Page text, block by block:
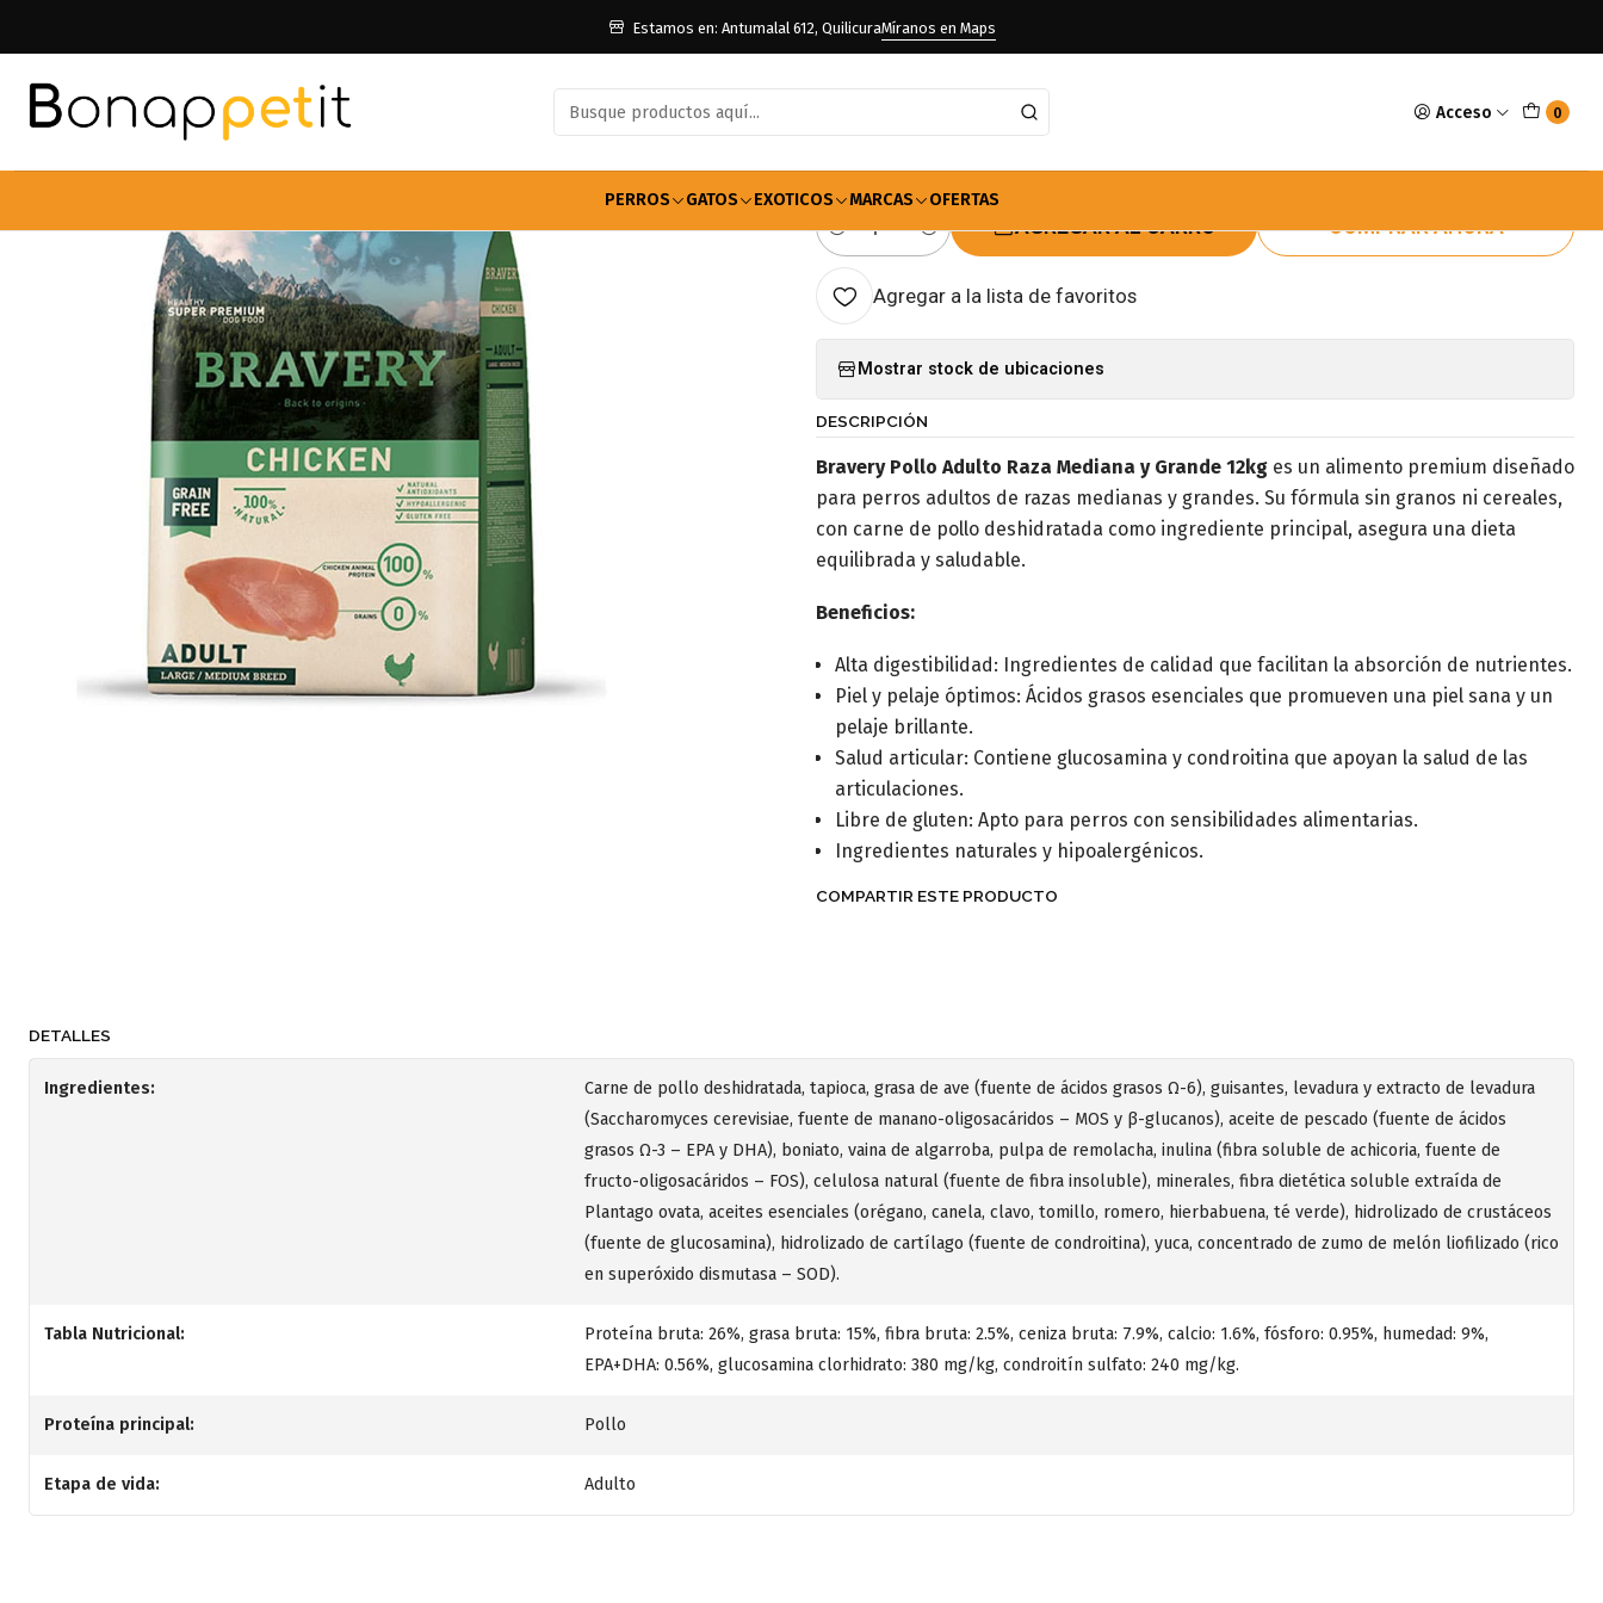
Acceso 0
PERROS GATOS EXOTICOS MARCAS OFERTAS
Estamos en: Antumalal 612, QuilicuraMíranos en Maps
Adulto Raza Mediana y Grande Alimento Bravery Adulto Raza Mediana y Grande Pollo 12kg
Alimento Bravery Adulto Raza Mediana y
Grande Pollo 12kg
Cantidad
AGREGAR AL CARRO COMPRAR AHORA
Agregar a la lista de favoritos
Mostrar stock de ubicaciones
DESCRIPCIÓN
Bravery Pollo Adulto Raza Mediana y Grande 12kg es un alimento premium diseñado
para perros adultos de razas medianas y grandes. Su fórmula sin granos ni cereales,
con carne de pollo deshidratada como ingrediente principal, asegura una dieta
equilibrada y saludable.
Beneficios:
Alta digestibilidad: Ingredientes de calidad que facilitan la absorción de nutrientes.
Piel y pelaje óptimos: Ácidos grasos esenciales que promueven una piel sana y un
pelaje brillante.
Salud articular: Contiene glucosamina y condroitina que apoyan la salud de las
articulaciones.
Libre de gluten: Apto para perros con sensibilidades alimentarias.
Ingredientes naturales y hipoalergénicos.
COMPARTIR ESTE PRODUCTO
DETALLES
Ingredientes:
Carne de pollo deshidratada, tapioca, grasa de ave (fuente de ácidos grasos Ω-6), guisantes, levadura y extracto de levadura
(Saccharomyces cerevisiae, fuente de manano-oligosacáridos – MOS y β-glucanos), aceite de pescado (fuente de ácidos
grasos Ω-3 – EPA y DHA), boniato, vaina de algarroba, pulpa de remolacha, inulina (fibra soluble de achicoria, fuente de
fructo-oligosacáridos – FOS), celulosa natural (fuente de fibra insoluble), minerales, fibra dietética soluble extraída de
Plantago ovata, aceites esenciales (orégano, canela, clavo, tomillo, romero, hierbabuena, té verde), hidrolizado de crustáceos
(fuente de glucosamina), hidrolizado de cartílago (fuente de condroitina), yuca, concentrado de zumo de melón liofilizado (rico
en superóxido dismutasa – SOD).
Tabla Nutricional:
Proteína bruta: 26%, grasa bruta: 15%, fibra bruta: 2.5%, ceniza bruta: 7.9%, calcio: 1.6%, fósforo: 0.95%, humedad: 9%,
EPA+DHA: 0.56%, glucosamina clorhidrato: 380 mg/kg, condroitín sulfato: 240 mg/kg.
Proteína principal: Pollo
Etapa de vida: Adulto